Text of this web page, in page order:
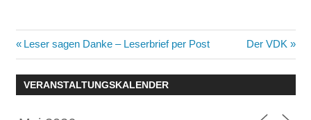
Beitragsnavigation
Vorheriger
Beitrag:
Leser sagen Danke – Leserbrief per Post
Nächster
Beitrag:
Der VDK
VERANSTALTUNGSKALENDER